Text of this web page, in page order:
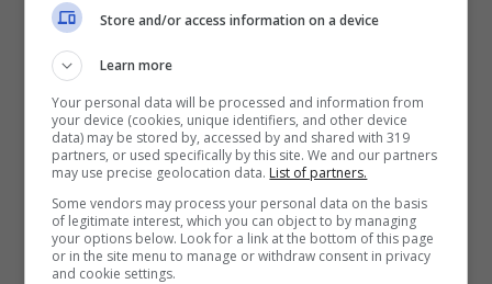
tennis durante gli eventi più importanti. La
sua figura, da sempre stimata dai membri
senior
della Royal Family
, è divenuta
degna di notorietà nelle ultime settimane.
Store and/or access information on a device
Learn more
Your personal data will be processed and information from
your device (cookies, unique identifiers, and other device
data) may be stored by, accessed by and shared with 319
partners, or used specifically by this site. We and our partners
may use precise geolocation data. List of partners.
Some vendors may process your personal data on the basis
of legitimate interest, which you can object to by managing
your options below. Look for a link at the bottom of this page
or in the site menu to manage or withdraw consent in privacy
and cookie settings.